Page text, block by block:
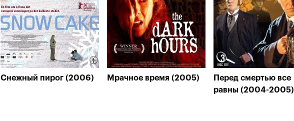
Снежный пирог (2006) Мрачное время (2005)
Перед смертью все
равны (2004-2005)